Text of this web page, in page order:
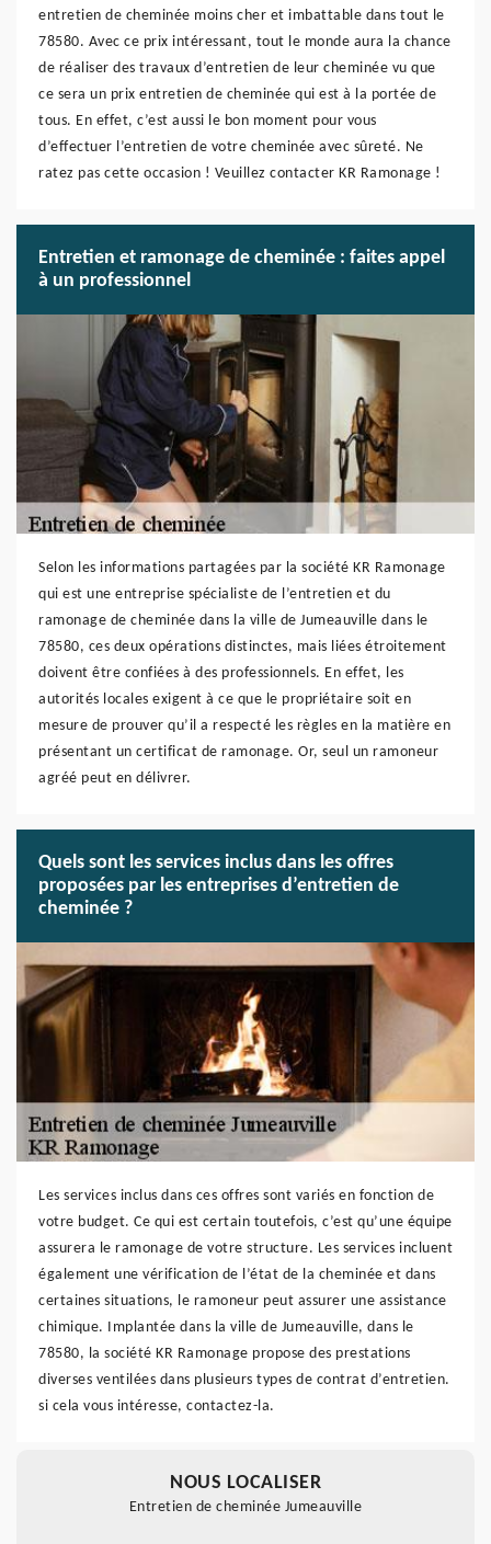
entretien de cheminée moins cher et imbattable dans tout le
78580. Avec ce prix intéressant, tout le monde aura la chance
de réaliser des travaux d’entretien de leur cheminée vu que
ce sera un prix entretien de cheminée qui est à la portée de
tous. En effet, c’est aussi le bon moment pour vous
d’effectuer l’entretien de votre cheminée avec sûreté. Ne
ratez pas cette occasion ! Veuillez contacter KR Ramonage !
Entretien et ramonage de cheminée : faites appel
à un professionnel
Selon les informations partagées par la société KR Ramonage
qui est une entreprise spécialiste de l’entretien et du
ramonage de cheminée dans la ville de Jumeauville dans le
78580, ces deux opérations distinctes, mais liées étroitement
doivent être confiées à des professionnels. En effet, les
autorités locales exigent à ce que le propriétaire soit en
mesure de prouver qu’il a respecté les règles en la matière en
présentant un certificat de ramonage. Or, seul un ramoneur
agréé peut en délivrer.
Quels sont les services inclus dans les offres
proposées par les entreprises d’entretien de
cheminée ?
Les services inclus dans ces offres sont variés en fonction de
votre budget. Ce qui est certain toutefois, c’est qu’une équipe
assurera le ramonage de votre structure. Les services incluent
également une vérification de l’état de la cheminée et dans
certaines situations, le ramoneur peut assurer une assistance
chimique. Implantée dans la ville de Jumeauville, dans le
78580, la société KR Ramonage propose des prestations
diverses ventilées dans plusieurs types de contrat d’entretien.
si cela vous intéresse, contactez-la.
NOUS LOCALISER
Entretien de cheminée Jumeauville